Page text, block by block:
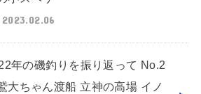
2023.02.06
年の磯釣りを振り返って No.2
大ちゃん渡船 立神の高場 イノ